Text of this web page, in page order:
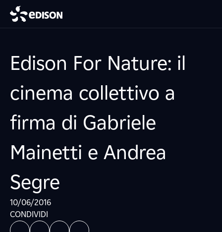
Edison For Nature: il
cinema collettivo a
firma di Gabriele
Mainetti e Andrea
Segre
10/06/2016
CONDIVIDI